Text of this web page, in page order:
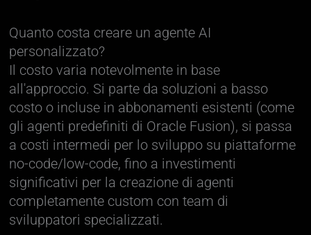
Quanto costa creare un agente AI
personalizzato?
Il costo varia notevolmente in base
all'approccio. Si parte da soluzioni a basso
costo o incluse in abbonamenti esistenti (come
gli agenti predefiniti di Oracle Fusion), si passa
a costi intermedi per lo sviluppo su piattaforme
no-code/low-code, fino a investimenti
significativi per la creazione di agenti
completamente custom con team di
sviluppatori specializzati.